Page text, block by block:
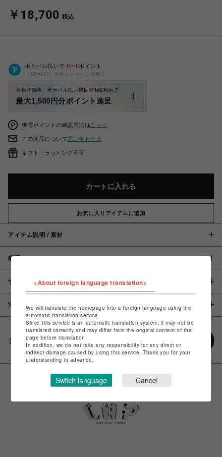
￥18,700 税込
ポケパル払いで 0〜0ポイント
（1P=1円）※キャンペーン分除く
会員登録後、ポケパル払い初回登録&利用で
最大1,500円分ポイント進呈
獲得ポイントの確認方法は こちら
この商品について問い合わせる
ギフト：ラッピング不可
カートに入れる
お気に入りアイテムに追加
アイテム説明 / 素材
概要
サイズ
注意事項
シェアする
<About foreign language translation>
We will translate the homepage into a foreign language using the
automatic translation service.
Since this service is an automatic translation system, it may not be
translated correctly and may differ from the original content of the
page before translation.
In addition, we do not take any responsibility for any direct or
indirect damage caused by using this service. Thank you for your
understanding in advance.
Switch language Cancel